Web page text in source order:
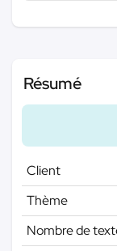
Résumé
Client
Thème
Nombre de